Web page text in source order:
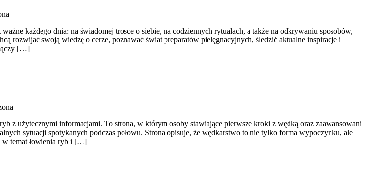
każdego dnia: na świadomej trosce o siebie, na codziennych rytuałach, a także na odkrywaniu sposobów,
rozwijać swoją wiedzę o cerze, poznawać świat preparatów pielęgnacyjnych, śledzić aktualne inspiracje i
[…]
z użytecznymi informacjami. To strona, w którym osoby stawiające pierwsze kroki z wędką oraz zaawansowani
sytuacji spotykanych podczas połowu. Strona opisuje, że wędkarstwo to nie tylko forma wypoczynku, ale
w temat łowienia ryb i […]